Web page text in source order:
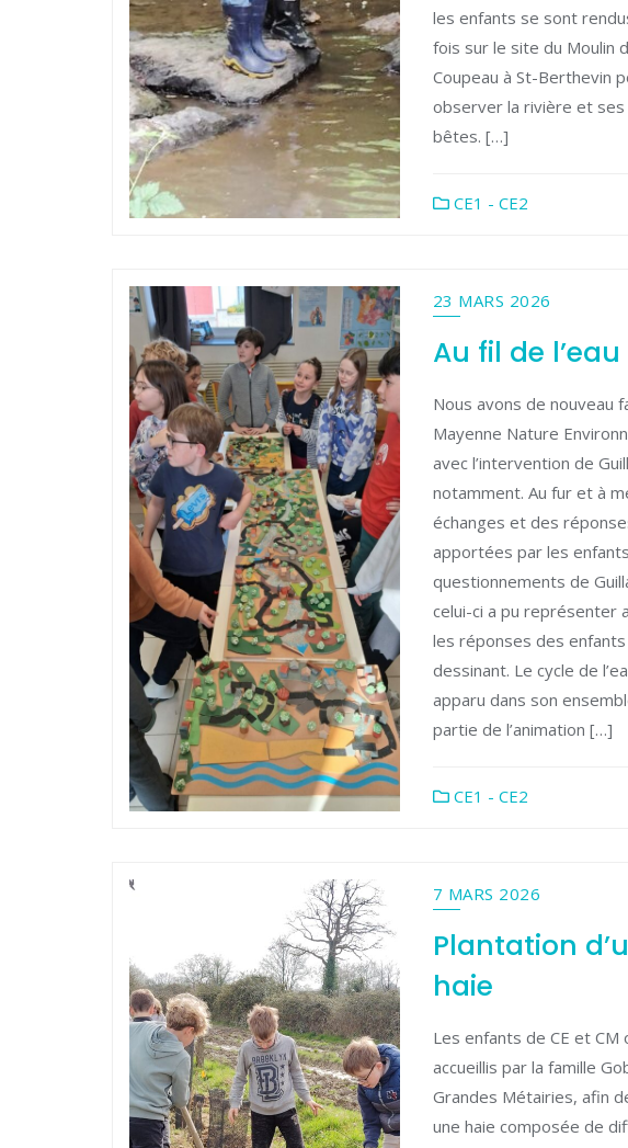
les enfants se sont
fois sur le site du Moulin
Coupeau à St-Berthevin
observer la rivière et
bêtes. […]
CE1 - CE2
23 MARS 2026
Au fil de l’eau
Nous avons de nouveau
Mayenne Nature
avec l’intervention de
notamment. Au fur et à
échanges et des
apportées par les
questionnements de
celui-ci a pu représenter
les réponses des
dessinant. Le cycle de
apparu dans son
partie de l’animation […]
CE1 - CE2
7 MARS 2026
Plantation
haie
Les enfants de CE et CM
accueillis par la famille
Grandes Métairies, afin
une haie composée de